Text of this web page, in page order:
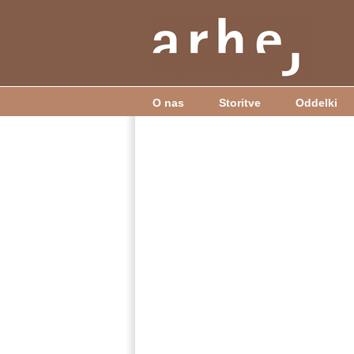
O nas Storitve Oddelki